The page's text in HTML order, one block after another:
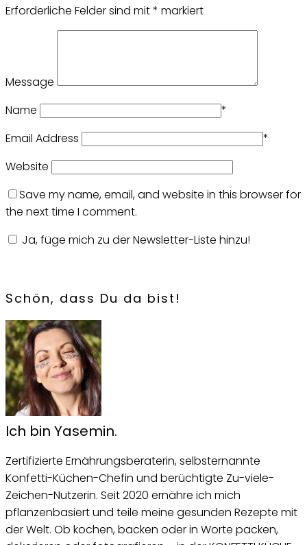
Erforderliche Felder sind mit* markiert
Message
Name
*
Email Address
*
Website
Save my name, email, and website in this browser for
the next time I comment.
Ja, füge mich zu der Newsletter-Liste hinzu!
Schön, dass Du da bist!
Ich bin Yasemin.
Zertifizierte Ernährungsberaterin, selbsternannte
Konfetti-Küchen-Chefin und berüchtigte Zu-viele-
Zeichen-Nutzerin. Seit 2020 ernähre ich mich
pflanzenbasiert und teile meine gesunden Rezepte mit
der Welt. Ob kochen, backen oder in Worte packen,